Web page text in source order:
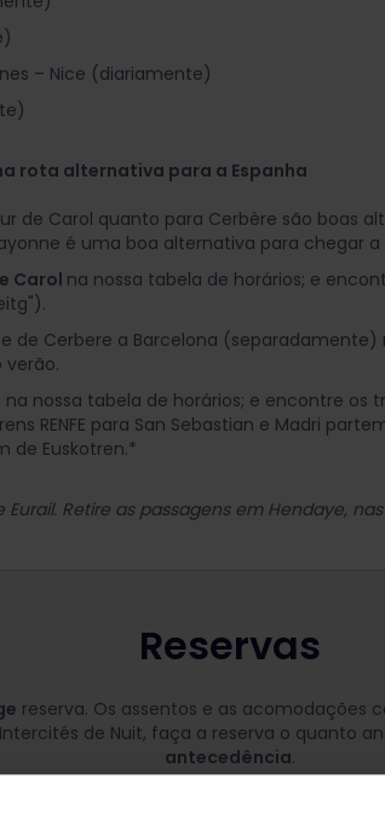
– Nice (diariamente)
rota alternativa para a Espanha
de Carol quanto para Cerbère são boas
é uma boa alternativa para chegar a
Carol na nossa tabela de horários; e
e de Cerbere a Barcelona
na nossa tabela de horários; e encontre os
RENFE para San Sebastian e Madri
de Euskotren.*
Eurail. Retire as passagens em Hendaye,
Reservas
reserva. Os assentos e as acomodações
de Nuit, faça a reserva o quanto
antecedência.